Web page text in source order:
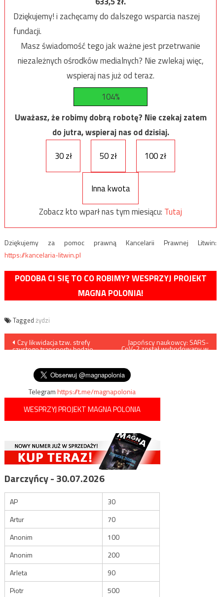
Dziękujemy! i zachęcamy do dalszego wsparcia naszej
fundacji.
Masz świadomość tego jak ważne jest przetrwanie
niezależnych ośrodków medialnych? Nie zwlekaj więc,
wspieraj nas już od teraz.
104%
Uważasz, że robimy dobrą robotę? Nie czekaj zatem
do jutra, wspieraj nas od dzisiaj.
30 zł
50 zł 100 zł
Inna kwota
Zobacz kto wparł nas tym miesiącu: Tutaj
Dziękujemy za pomoc prawną Kancelarii Prawnej Litwin:
https://kancelaria-litwin.pl
PODOBA CI SIĘ TO CO ROBIMY? WESPRZYJ PROJEKT
MAGNA POLONIA!
Tagged żydzi
Nawigacja
Czy likwidacja tzw. strefy
czystego transportu będzie
Japońscy naukowcy: SARS-
CoV-2 został wyhodowany w
Telegramhttps://t.me/magnapolonia
WESPRZYJ PROJEKT MAGNA POLONIA
Darczyńcy - 30.07.2026
AP
30
Artur
70
Anonim
100
Anonim
200
Arleta
90
Piotr
500